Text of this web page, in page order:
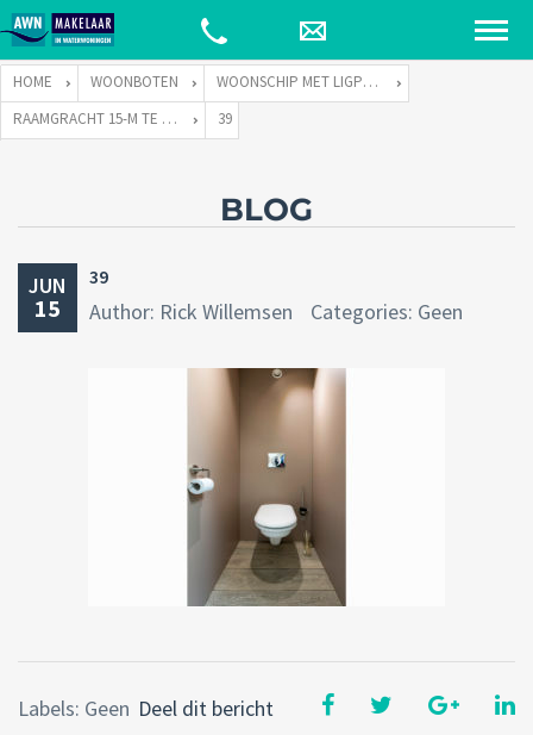
HOME WOONBOTEN
WOONSCHIP MET LIGPLAATS
RAAMGRACHT 15-M TE 1011 KH AMSTERDAM
39
BLOG
JUN
15
39
Author: Rick Willemsen Categories: Geen
Deel dit bericht
Labels: Geen